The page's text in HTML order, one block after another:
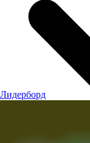
Лидерборд